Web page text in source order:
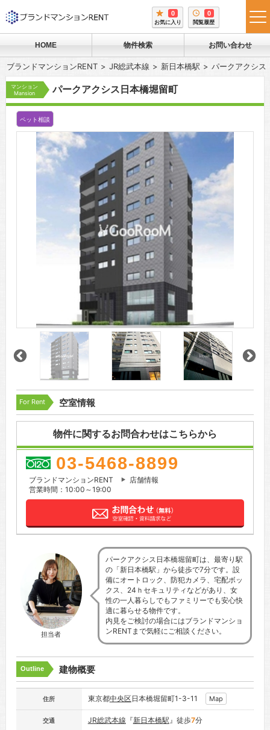
0
お気に入り
0
閲覧履歴
HOME 物件検索 お問い合わせ
ブランドマンションRENT JR総武本線 新日本橋駅 パークアクシス
マンション
Mansion
パークアクシス日本橋堀留町
ペット相談
For Rent 空室情報
物件に関するお問合わせはこちらから
03-5468-8899
ブランドマンションRENT
店舗情報
営業時間：10:00～19:00
担当者
パークアクシス日本橋堀留町は、最寄り駅
の「新日本橋駅」から徒歩で7分です。設
備にオートロック、防犯カメラ、宅配ボッ
クス、24ｈセキュリティなどがあり、女
性の一人暮らしでもファミリーでも安心快
適に暮らせる物件です。
内見をご検討の場合にはブランドマンショ
ンRENTまで気軽にご相談ください。
Outline 建物概要
住所 東京都中央区日本橋堀留町1-3-11 Map
交通 JR総武本線 『新日本橋駅』徒歩7分